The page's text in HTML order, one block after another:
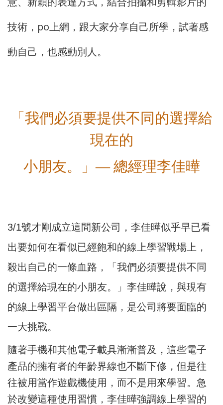
技術， po 上網，跟大家分享自己所學，試著感
動自己，也感動別人。
「我們必須要提供不同的選擇給
現在的
小朋友。」— 總經理李佳曄
3/1號才剛成立這間新公司，李佳曄似乎早已看
出要如何在看似已經飽和的線上學習戰場上，
殺出自己的一條血路，「我們必須要提供不同
的選擇給現在的小朋友。」李佳曄說，與現有
的線上學習平台做出區隔，是公司將要面臨的
一大挑戰。
隨著手機和其他電子載具漸漸普及，這些電子
產品的擁有者的年齡界線也不斷下修，但是往
往被用當作遊戲機使用，而不是用來學習。急
於改變這種使用習慣，李佳曄強調線上學習的